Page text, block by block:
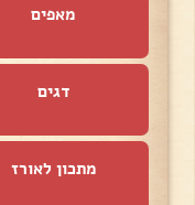
מאפים
דגים
מתכון לאורז